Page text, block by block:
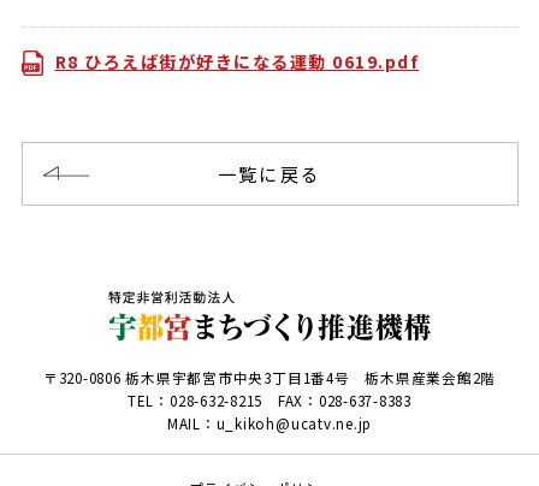
R8 ひろえば街が好きになる運動 0619.pdf
一覧に戻る
〒320-0806 栃木県宇都宮市中央3丁目1番4号 栃木県産業会館2階
TEL：028-632-8215 FAX：028-637-8383
MAIL：u_kikoh@ucatv.ne.jp